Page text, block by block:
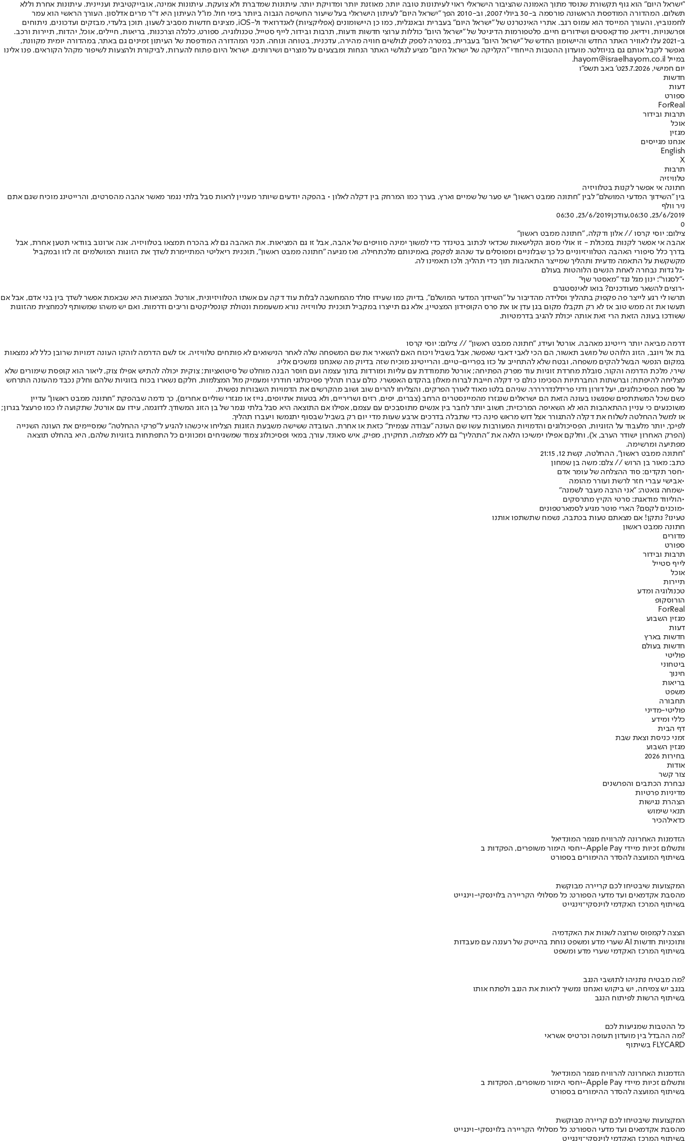
"ישראל היום" הוא גוף תקשורת שנוסד מתוך האמונה שהציבור הישראלי ראוי לעיתונות טובה יותר, מאוזנת יותר ומדויקת יותר. עיתונות שמדברת ולא צועקת. עיתונות אמינה, אובייקטיבית ועניינית. עיתונות אחרת וללא
תשלום. המהדורה המודפסת הראשונה פורסמה ב-30 ביולי 2007, וב-2010 הפך "ישראל היום" לעיתון הישראלי בעל שיעור החשיפה הגבוה ביותר בימי חול. מו"ל העיתון היא ד"ר מרים אדלסון. העורך הראשי הוא עמר
לחמנוביץ, והעורך המייסד הוא עמוס רגב. אתרי האינטרנט של "ישראל היום" בעברית ובאנגלית, כמו כן היישומונים (אפליקציות) לאנדרואיד ול-iOS, מציגים חדשות מסביב לשעון, תוכן בלעדי, מבזקים ועדכונים, ניתוחים
ופרשנויות, וידיאו, פודקאסטים ושידורים חיים. פלטפורמות הדיגיטל של "ישראל היום" כוללות ערוצי חדשות ודעות, תרבות ובידור, לייף סטייל, טכנולוגיה, ספורט, כלכלה וצרכנות, בריאות, חיילים, אוכל, יהדות, תיירות ורכב.
ב-2021 עלו לאוויר האתר החדש והיישומון החדש של "ישראל היום" בעברית, במטרה לספק לגולשים חוויה מהירה, עדכנית, בטוחה ונוחה. תכני המהדורה המודפסת של העיתון זמינים גם באתר, במהדורה יומית מקוונת,
ואפשר לקבל אותם גם בניוזלטר. מועדון ההטבות הייחודי "הקליקה של ישראל היום" מציע לגולשי האתר הנחות ומבצעים על מוצרים ושירותים. ישראל היום פתוח להערות, לביקורת ולהצעות לשיפור מקהל הקוראים. פנו אלינו
במייל hayom@israelhayom.co.il.
יום חמישי, 23.7.2026
ט' באב תשפ"ו
חדשות
דעות
ספורט
ForReal
תרבות ובידור
אוכל
מגזין
אנחנו מגייסים
English
X
תרבות
טלוויזיה
חתונה אי אפשר לקנות בטלוויזיה
בין "השידוך המדעי המושלם" לבין "חתונה ממבט ראשון" יש פער של שמיים וארץ, בערך כמו המרחק בין דקלה לאלון • בהפקה יודעים שיותר מעניין לראות סבל בלתי נגמר מאשר אהבה מהסרטים, והרייטינג מוכיח שגם אתם
ניר וולף
23/6/2019, 06:30
,עודכן23/6/2019, 06:30
0
צילום: יוסי קרסו // אלון ודקלה, "חתונה ממבט ראשון"
אהבה אי אפשר לקנות במכולת - זו אולי מסוג הקלישאות שכדאי לכתוב בטינדר כדי למשוך ימינה סוויפים של אהבה, אבל זו גם המציאות. את האהבה גם לא בהכרח תמצאו בטלוויזיה. אנה ארונוב בוודאי תטען אחרת, אבל
בדרך כלל סיפורי האהבה הטלוויזיוניים כל כך שבלוניים ומפוסלים עד שנהוג לפקפק באמינותם מלכתחילה. ואז מגיעה "חתונה ממבט ראשון", תוכנית ריאליטי המתיימרת לשדך את הזוגות המושלמים זה לזו ובמקביל
מקשקשת על התאמה מדעית ותהליך שמייצר התאהבות תוך כדי תהליך, ולכו תאמינו לה.
•גל גדות נבחרה לאחת הנשים הלוהטות בעולם
•"לסגור": ינון מגל נגד "מאסטר שף"
•רוצים להשאר מעודכנים? בואו לאינסטגרם
תרשו לי רגע לייצר פה פקפוק בתהליך וסלידה מהדיבור על "השידוך המדעי המושלם", בדיוק כמו שעידו סולד מהמחשבה לבלות עוד דקה עם אשתו הטלוויזיונית, אורטל. המציאות היא שבאמת אפשר לשדך בין בני אדם, אבל אם
תעשו את זה ממש טוב אז לא רק תקבלו מקום בגן עדן או את פרס הקופידון המצטיין, אלא גם תייצרו במקביל תוכנית טלוויזיה נורא משעממת ונטולת קונפליקטים וריבים ודרמות. ואם יש משהו שמשותף לכמחצית מהזוגות
ששודכו בעונה הזאת הרי זאת אותה יכולת להגיב בדרמטיות.
דרמה מביאה יותר רייטינג מאהבה. אורטל ועידו, "חתונה ממבט ראשון" // צילום: יוסי קרסו
בת אל ויוגב, הזוג הלוהט של מושב תאשור, הם הכי לאבי דאבי שאפשר, אבל בשביל ויכוח האם להשאיר את שם המשפחה שלה לאחר הנישואים לא פותחים טלוויזיה. אז לשם הדרמה לוהקו העונה דמויות שרובן כלל לא נמצאות
במקום הנפשי הבשל להקים משפחה, ובטח שלא להתחייב על כזו בפריים-טיים. והרייטינג מוכיח שזה בדיוק מה שאנחנו נמשכים אליו.
שירי, מלכת הדרמה והקור, סובלת מחרדת זוגיות עוד מפרק הפתיחה; אורטל מתמודדת עם עליות ומורדות בתוך עצמה ועם חוסר הבנה מוחלט של סיטואציות; צוקית יכולה להתיש אפילו צוק, ליאור הוא קופסת שימורים שלא
מצליחה להיפתח; וברשתות החברתיות הסכימו כולם כי דקלה חייבת לברוח מאלון בהקדם האפשרי. כולם עברו תהליך פסיכולוגי חודרני ומעמיק מול המצלמות, חלקם נשארו בכוח בזוגיות שלהם וחלק נכבד מהעונה התרחש
על ספת הפסיכולוגים, יעל דורון ודני פרידלנדררררר. שניהם בלטו מאוד לאורך הפרקים, והצליחו להרים שוב ושוב מהקרשים את הדמויות השבורות נפשית.
כשם שכל המשתתפים שפגשנו בעונה הזאת הם ישראלים שנגזרו מהמיינסטרים הרחב (צברים, יפים, רזים ושריריים, ולא בטעות אתיופים, גייז או מגזרי שוליים אחרים), כך נדמה שבהפקת "חתונה ממבט ראשון" עדיין
משוכנעים כי עניין ההתאהבות הוא לא השאיפה המרכזית; חשוב יותר לחבר בין אנשים מתוסבכים עם עצמם, אפילו אם התוצאה היא סבל בלתי נגמר של בן הזוג המשודך. לדוגמה, עידו עם אורטל, שתקועה לו כמו פרעצל בגרון;
או למשל ההחלטה לשלוח את דקלה להתגורר אצל דוש מראש פינה כדי שתבלה בדרכים ארבע שעות מדי יום רק בשביל שבסוף יתגמשו ויעברו תהליך.
לפיכך, יותר מלעבוד על הזוגיות, הפסיכולוגים והדמויות המעורבות עשו שם העונה "עבודה עצמית" כזאת או אחרת. העובדה ששישה משבעת הזוגות הצליחו איכשהו להגיע ל"פרקי ההחלטה" שמסיימים את העונה השנייה
(הפרק האחרון ישודר הערב, א'), וחלקם אפילו ימשיכו הלאה את "התהליך" גם ללא מצלמה, תחקירן, מפיק, איש סאונד, עורך, במאי ופסיכולוג צמוד שמשגיחים ומכוונים כל התפתחות בזוגיות שלהם, היא בהחלט תוצאה
מפתיעה ומרשימה.
"חתונה ממבט ראשון", ההחלטה, קשת 12, 21:15
כתב: מאור בן הרוש // צלם: משה בן שמחון
•חסר תקדים: סוד ההצלחה של עומר אדם
•אבישי עברי חזר לרשת ועורר מהומה
•שמחה גואטה: "אני הרבה מעבר לשמנה"
•הוליווד מודאגת: סרטי הקיץ מתרסקים
•מוכנים לקסם? הארי פוטר מגיע לסמארטפונים
טעינו? נתקן! אם מצאתם טעות בכתבה, נשמח שתשתפו אותנו
חתונה ממבט ראשון
מדורים
ספורט
תרבות ובידור
לייף סטייל
אוכל
תיירות
טכנולוגיה ומדע
הורוסקופ
ForReal
מגזין השבוע
דעות
חדשות בארץ
חדשות בעולם
פוליטי
ביטחוני
חינוך
בריאות
משפט
תחבורה
פוליטי-מדיני
כללי ומידע
דף הבית
זמני כניסת וצאת שבת
מגזין השבוע
בחירות 2026
אודות
צור קשר
נבחרת הכתבים והפרשנים
מדיניות פרטיות
הצהרת נגישות
תנאי שימוש
כדאילהכיר
הזדמנות האחרונה להרוויח מגמר המונדיאל
יחסי הימור משופרים, הפקדות ב-Apple Pay ותשלום זכיות מיידי
בשיתוף המועצה להסדר ההימורים בספורט
המקצועות שיבטיחו לכם קריירה מבוקשת
מהסבת אקדמאים ועד מדעי הספורט: כל מסלולי הקריירה בלוינסקי-וינגייט
בשיתוף המרכז האקדמי לוינסקי־וינגייט
הצצה לקמפוס שרוצה לשנות את האקדמיה
שערי מדע ומשפט נוחת בהייטק של רעננה עם מעבדות AI ותוכניות חדשות
בשיתוף המרכז האקדמי שערי מדע ומשפט
מה מבטיח נתניהו לתושבי הנגב?
בנגב יש צמיחה, יש ביקוש ואנחנו נמשיך לראות את הנגב ולפתח אותו
בשיתוף הרשות לפיתוח הנגב
כל ההטבות שמגיעות לכם
מה ההבדל בין מועדון תעופה וכרטיס אשראי?
בשיתוף FLYCARD
הזדמנות האחרונה להרוויח מגמר המונדיאל
יחסי הימור משופרים, הפקדות ב-Apple Pay ותשלום זכיות מיידי
בשיתוף המועצה להסדר ההימורים בספורט
המקצועות שיבטיחו לכם קריירה מבוקשת
מהסבת אקדמאים ועד מדעי הספורט: כל מסלולי הקריירה בלוינסקי-וינגייט
בשיתוף המרכז האקדמי לוינסקי־וינגייט